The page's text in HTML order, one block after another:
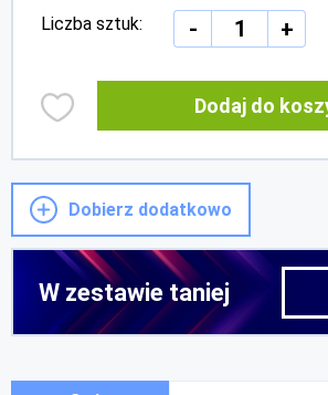
Liczba sztuk:
- +
Dodaj do
Dobierz dodatkowo
W zestawie taniej